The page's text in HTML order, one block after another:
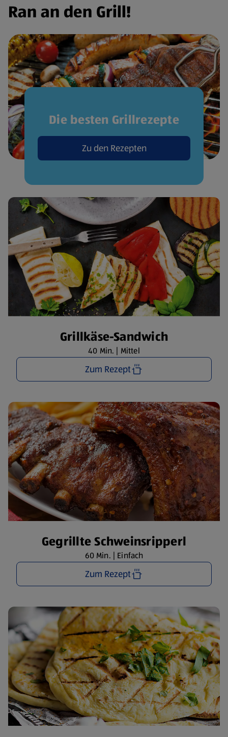
Ran an den Grill!
Die besten Grillrezepte
Zu den Rezepten
Grillkäse-Sandwich
40 Min. | Mittel
Zum Rezept
Gegrillte Schweinsripperl
60 Min. | Einfach
Zum Rezept